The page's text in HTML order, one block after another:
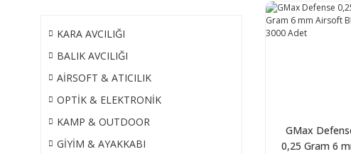
KARA AVCILIĞI
BALIK AVCILIĞI
AİRSOFT & ATICILIK
OPTİK & ELEKTRONİK
KAMP & OUTDOOR
GİYİM & AYAKKABI
GMax
0,25 Gram 6